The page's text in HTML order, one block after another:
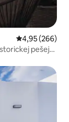
Priemerné
4,95 (266)
pešej